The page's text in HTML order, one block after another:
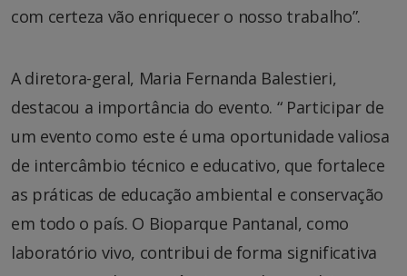
com certeza vão enriquecer o nosso trabalho”.
A diretora-geral, Maria Fernanda Balestieri,
destacou a importância do evento. “ Participar de
um evento como este é uma oportunidade valiosa
de intercâmbio técnico e educativo, que fortalece
as práticas de educação ambiental e conservação
em todo o país. O Bioparque Pantanal, como
laboratório vivo, contribui de forma significativa